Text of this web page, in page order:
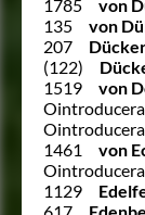
1785
von
135
von
207
(122)
1519
von
1461
von
1129
617